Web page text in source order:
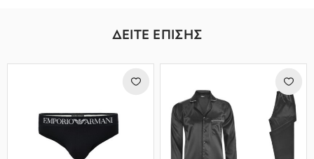
ΔΕΙΤΕ ΕΠΙΣΗΣ